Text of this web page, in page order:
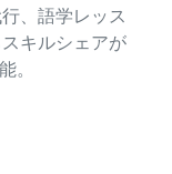
、語学レッス
キルシェアが
。